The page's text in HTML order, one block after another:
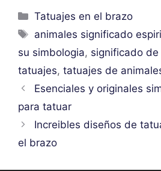
Categorías
Tatuajes en el brazo
Etiquetas
animales significado
su simbologia, significado
tatuajes, tatuajes de
Esenciales y originales
para tatuar
Increibles diseños de
el brazo